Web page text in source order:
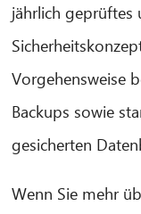
jährlich geprüftes
Vorgehensweise
Backups sowie
gesicherten
Wenn Sie mehr